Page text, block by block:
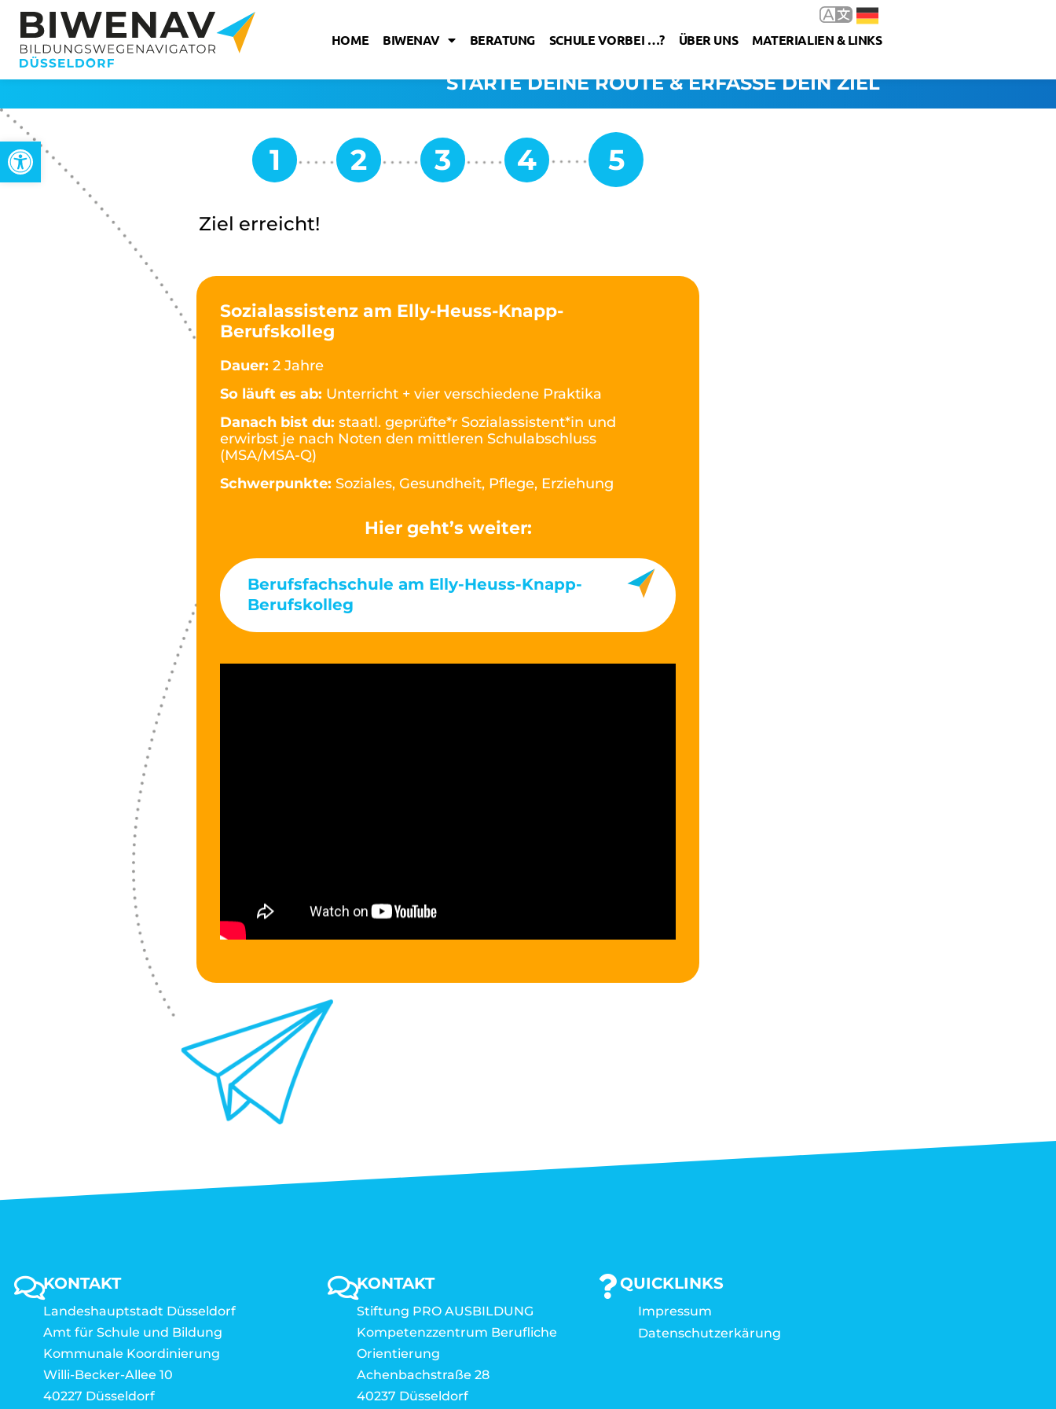
Open toolbar
HOME BIWENAV BERATUNG SCHULE VORBEI …? ÜBER UNS MATERIALIEN & LINKS
STARTE DEINE ROUTE & ERFASSE DEIN ZIEL
Ziel erreicht!
Sozialassistenz am Elly-Heuss-Knapp-
Berufskolleg
Dauer: 2 Jahre
So läuft es ab: Unterricht + vier verschiedene Praktika
Danach bist du: staatl. geprüfte*r Sozialassistent*in und
erwirbst je nach Noten den mittleren Schulabschluss
(MSA/MSA-Q)
Schwerpunkte: Soziales, Gesundheit, Pflege, Erziehung
Hier geht’s weiter:
Berufsfachschule am Elly-Heuss-Knapp-
Berufskolleg
KONTAKT
Landeshauptstadt Düsseldorf
Amt für Schule und Bildung
Kommunale Koordinierung
Willi-Becker-Allee 10
40227 Düsseldorf
KONTAKT
Stiftung PRO AUSBILDUNG
Kompetenzzentrum Berufliche
Orientierung
Achenbachstraße 28
40237 Düsseldorf
QUICKLINKS
Impressum
Datenschutzerkärung